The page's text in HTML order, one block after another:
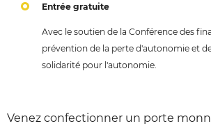
Entrée gratuite
Avec le soutien de la Conférence des
prévention de la perte d'autonomie et
solidarité pour l'autonomie.
Venez confectionner un porte